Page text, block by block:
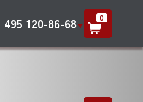
120-86-68 0